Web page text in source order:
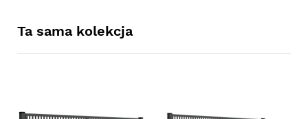
Ta sama kolekcja